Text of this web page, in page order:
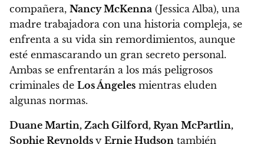
compañera, Nancy McKenna (Jessica Alba), una
madre trabajadora con una historia compleja, se
enfrenta a su vida sin remordimientos, aunque
esté enmascarando un gran secreto personal.
Ambas se enfrentarán a los más peligrosos
criminales de Los Ángeles mientras eluden
algunas normas.
Duane Martin, Zach Gilford, Ryan McPartlin,
Sophie Reynolds y Ernie Hudson también